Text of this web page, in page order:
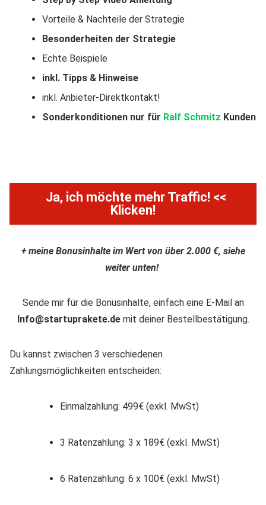
Vorteile & Nachteile der Strategie
Besonderheiten der Strategie
Echte Beispiele
inkl. Tipps & Hinweise
inkl. Anbieter-Direktkontakt!
Sonderkonditionen nur für Ralf Schmitz Kunden
Ja, ich möchte mehr Traffic! <<
Klicken!
+ meine Bonusinhalte im Wert von über 2.000 €, siehe
weiter unten!
Sende mir für die Bonusinhalte, einfach eine E-Mail an
Info@startuprakete.demit deiner Bestellbestätigung.
Du kannst zwischen 3 verschiedenen
Zahlungsmöglichkeiten entscheiden:
Einmalzahlung: 499€ (exkl. MwSt)
3 Ratenzahlung: 3 x 189€ (exkl. MwSt)
6 Ratenzahlung: 6 x 100€ (exkl. MwSt)